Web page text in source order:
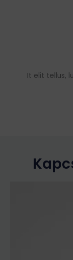
It elit tellus,